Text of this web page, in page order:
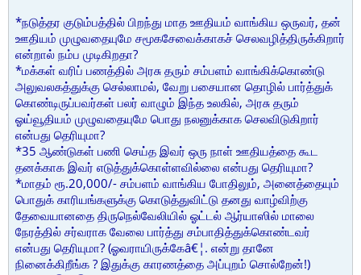
*நடுத்தர குடும்பத்தில் பிறந்து மாத ஊதியம் வாங்கிய ஒருவர், தன்
ஊதியம் முழுவதையுமே சமூகசேவைக்காகச் செலவழித்திருக்கிறார்
என்றால் நம்ப முடிகிறதா?
*மக்கள் வரிப் பணத்தில் அரசு தரும் சம்பளம் வாங்கிக்கொண்டு
அலுவலகத்துக்கு செல்லாமல், வேறு பசையான தொழில் பார்த்துக்
கொண்டிருப்பவர்கள் பலர் வாழும் இந்த உலகில், அரசு தரும்
ஓய்வூதியம் முழுவதையுமே பொது நலனுக்காக செலவிடுகிறார்
என்பது தெரியுமா?
*35 ஆண்டுகள் பணி செய்த இவர் ஒரு நாள் ஊதியத்தை கூட
தனக்காக இவர் எடுத்துக்கொள்ளவில்லை என்பது தெரியுமா?
*மாதம் ரூ.20,000/- சம்பளம் வாங்கிய போதிலும், அனைத்தையும்
பொதுக் காரியங்களுக்கு கொடுத்துவிட்டு தனது வாழ்விற்கு
தேவையானதை திருநெல்வேலியில் ஓட்டல் ஆர்யாஸில் மாலை
நேரத்தில் சர்வராக வேலை பார்த்து சம்பாதித்துக்கொண்டவர்
என்பது தெரியுமா? (ஓவராயிருக்கேâ€¦. என்று தானே
நினைக்கிறீங்க ? இதுக்கு காரணத்தை அப்புறம் சொல்றேன்!)